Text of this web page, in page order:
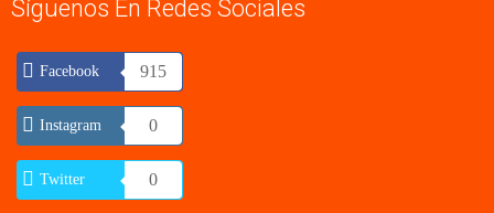
Síguenos En Redes Sociales
Facebook 915
Instagram 0
Twitter 0